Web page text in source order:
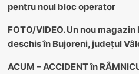
pentru noul bloc operator
FOTO/VIDEO. Un nou
deschis în Bujoreni, județul
ACUM – ACCIDENT în